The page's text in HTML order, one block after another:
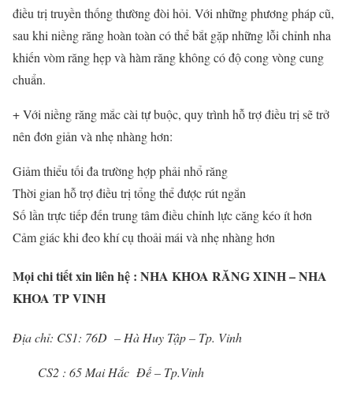
điều trị truyền thống thường đòi hỏi. Với những phương pháp cũ,
sau khi niềng răng hoàn toàn có thể bắt gặp những lỗi chỉnh nha
khiến vòm răng hẹp và hàm răng không có độ cong vòng cung
chuẩn.
+ Với niềng răng mắc cài tự buộc, quy trình hỗ trợ điều trị sẽ trở
nên đơn giản và nhẹ nhàng hơn:
Giảm thiểu tối đa trường hợp phải nhổ răng
Thời gian hỗ trợ điều trị tổng thể được rút ngắn
Số lần trực tiếp đến trung tâm điều chỉnh lực căng kéo ít hơn
Cảm giác khi đeo khí cụ thoải mái và nhẹ nhàng hơn
Mọi chi tiết xin liên hệ : NHA KHOA RĂNG XINH – NHA
KHOA TP VINH
Địa chỉ: CS1: 76D – Hà Huy Tập – Tp. Vinh
CS2 : 65 Mai Hắc Đế – Tp.Vinh